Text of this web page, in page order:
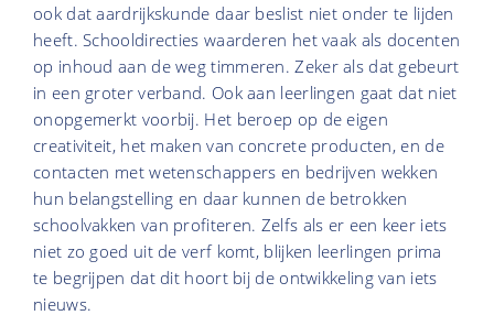
ook dat aardrijkskunde daar beslist niet onder te lijden
heeft. Schooldirecties waarderen het vaak als docenten
op inhoud aan de weg timmeren. Zeker als dat gebeurt
in een groter verband. Ook aan leerlingen gaat dat niet
onopgemerkt voorbij. Het beroep op de eigen
creativiteit, het maken van concrete producten, en de
contacten met wetenschappers en bedrijven wekken
hun belangstelling en daar kunnen de betrokken
schoolvakken van profiteren. Zelfs als er een keer iets
niet zo goed uit de verf komt, blijken leerlingen prima
te begrijpen dat dit hoort bij de ontwikkeling van iets
nieuws.